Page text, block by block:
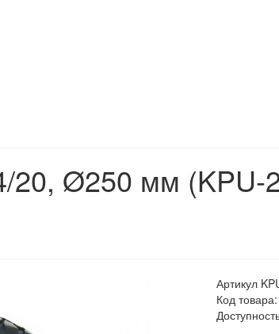
20, Ø250 мм (KPU-
Артикул
Код